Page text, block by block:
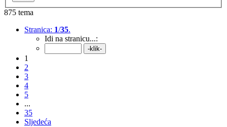
875 tema
Stranica: 1/35.
Idi na stranicu...:
1
2
3
4
5
...
35
Sljedeća